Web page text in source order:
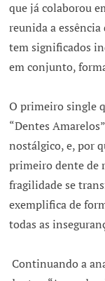
que já colaborou
reunida a essência
tem significados
em conjunto,
O primeiro single
“Dentes
nostálgico, e, por
primeiro dente de
fragilidade se
exemplifica de
todas as
Continuando a